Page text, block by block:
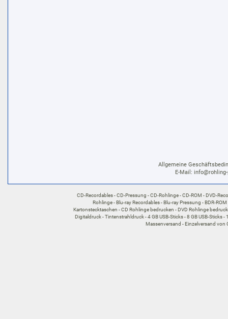
Allgemeine
E-Mail:
CD-Recordables CD-Pressung CD-Rohlinge CD-ROM
DVD-
Rohlinge
Blu-ray Recordables Blu-ray Pressung
BDR-ROM
Kartonstecktaschen
CD Rohlinge bedrucken
DVD Rohlinge
Digitaldruck
Tintenstrahldruck 4 GB USB-Sticks 8 GB USB-Sticks
Massenversand
Einzelversand von